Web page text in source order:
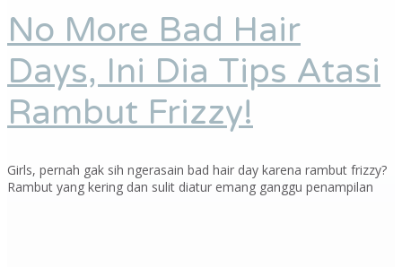
No More Bad Hair
Days, Ini Dia Tips Atasi
Rambut Frizzy!
Girls, pernah gak sih ngerasain bad hair day karena rambut frizzy?
Rambut yang kering dan sulit diatur emang ganggu penampilan